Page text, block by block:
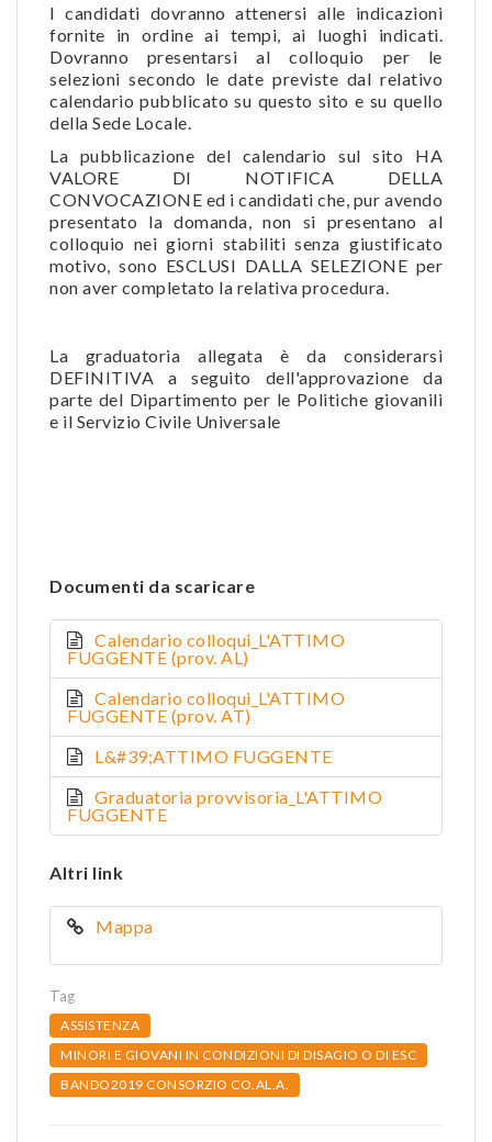
I candidati dovranno attenersi alle indicazioni
fornite in ordine ai tempi, ai luoghi indicati.
Dovranno presentarsi al colloquio per le
selezioni secondo le date previste dal relativo
calendario pubblicato su questo sito e su quello
della Sede Locale.
La pubblicazione del calendario sul sito HA
VALORE DI NOTIFICA DELLA
CONVOCAZIONE ed i candidati che, pur avendo
presentato la domanda, non si presentano al
colloquio nei giorni stabiliti senza giustificato
motivo, sono ESCLUSI DALLA SELEZIONE per
non aver completato la relativa procedura.
La graduatoria allegata è da considerarsi
DEFINITIVA a seguito dell'approvazione da
parte del Dipartimento per le Politiche giovanili
e il Servizio Civile Universale
Documenti da scaricare
Calendario colloqui_L'ATTIMO
FUGGENTE (prov. AL)
Calendario colloqui_L'ATTIMO
FUGGENTE (prov. AT)
L&#39;ATTIMO FUGGENTE
Graduatoria provvisoria_L'ATTIMO
FUGGENTE
Altri link
Mappa
Tag
ASSISTENZA
MINORI E GIOVANI IN CONDIZIONI DI DISAGIO O DI ESC
BANDO2019 CONSORZIO CO.AL.A.